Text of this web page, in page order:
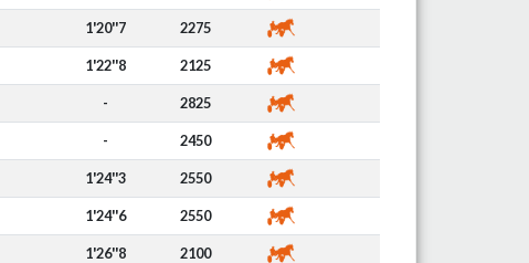
1'20''7 2275
1'22''8 2125
- 2825
- 2450
1'24''3 2550
1'24''6 2550
1'26''8 2100